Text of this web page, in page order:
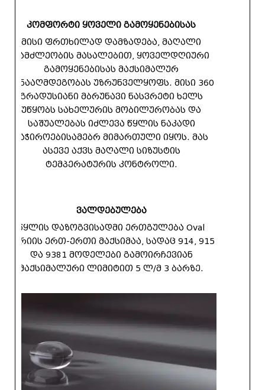
კომფორტი ყოველი გამოყენებისას
მისი ფრთხილად დამზადება, მაღალი
გამძლეობის მასალებით, ყოველდღიური
გამოყენებისას მაქსიმალურ
წინააღმდეგობას უზრუნველყოფს. მისი 360
გრადუსიანი მბრუნავი ნასვრეტი ხელს
უწყობს სახელურის მობილურობას და
საშუალებას იძლევა წყლის ნაკადი
საჭიროებისამებრ მიმართული იყოს. მას
ასევე აქვს მაღალი სიზუსტის
ტემპერატურის კონტროლი.
ვალდებულება
წყლის დაზოგვისადმი ერთგულება Oval
სერიის ერთ-ერთი მაქსიმაა, სადაც 914, 915
და 9381 მოდელები გამოირჩევიან
მაქსიმალური ლიმიტით 5 ლ/მ 3 ბარზე.